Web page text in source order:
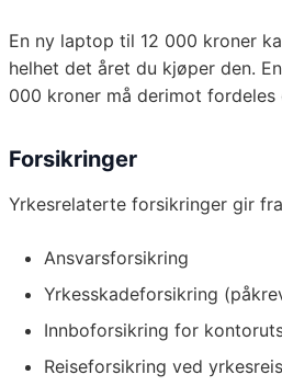
En ny laptop til 12 000 kroner
helhet det året du kjøper den.
000 kroner må derimot fordeles
Forsikringer
Yrkesrelaterte forsikringer gir
Ansvarsforsikring
Yrkesskadeforsikring
Innboforsikring for
Reiseforsikring ved